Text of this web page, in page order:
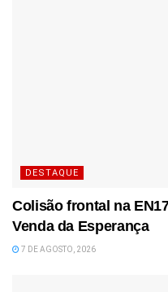
DESTAQUE
Colisão frontal na
Venda da Esperança
7 DE AGOSTO, 2026